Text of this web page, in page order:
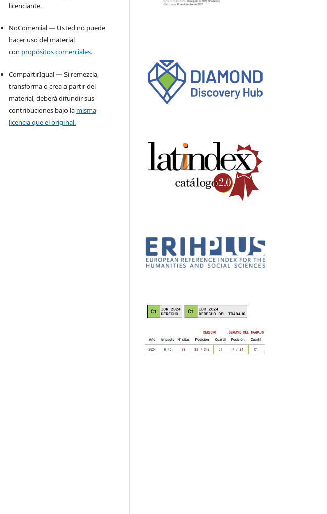
licenciante.
NoComercial — Usted no puede
hacer uso del material
con propósitos comerciales.
CompartirIgual — Si remezcla,
transforma o crea a partir del
material, deberá difundir sus
contribuciones bajo la misma
licencia que el original.